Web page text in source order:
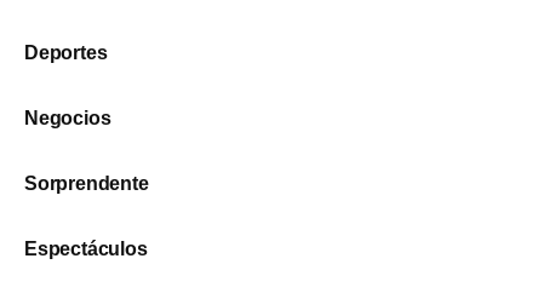
Deportes
Negocios
Sorprendente
Espectáculos